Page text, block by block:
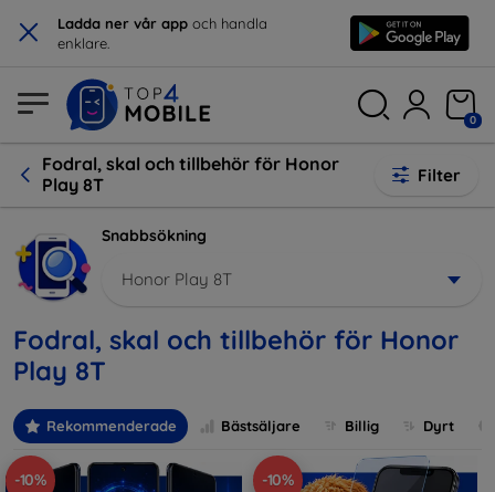
× Ladda ner vår app och handla
enklare.
0
Fodral, skal och tillbehör för Honor
Play 8T
Filter
Snabbsökning
Honor Play 8T
Fodral, skal och tillbehör för Honor
Play 8T
Rekommenderade Bästsäljare Billig Dyrt
-10% -10%